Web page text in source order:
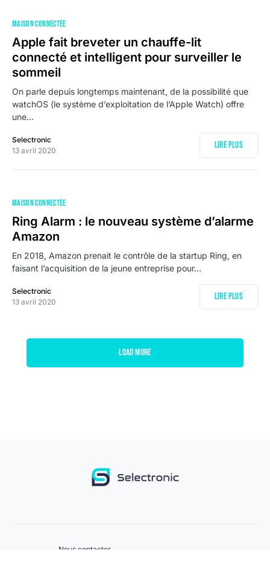
MAISON CONNECTÉE
Apple fait breveter un chauffe-lit
connecté et intelligent pour surveiller le
sommeil
On parle depuis longtemps maintenant, de la possibilité que
watchOS (le système d’exploitation de l’Apple Watch) offre
une…
Selectronic
13 avril 2020
Lire plus
MAISON CONNECTÉE
Ring Alarm : le nouveau système d’alarme
Amazon
En 2018, Amazon prenait le contrôle de la startup Ring, en
faisant l’acquisition de la jeune entreprise pour…
Selectronic
13 avril 2020
Lire plus
Load More
Nous contacter